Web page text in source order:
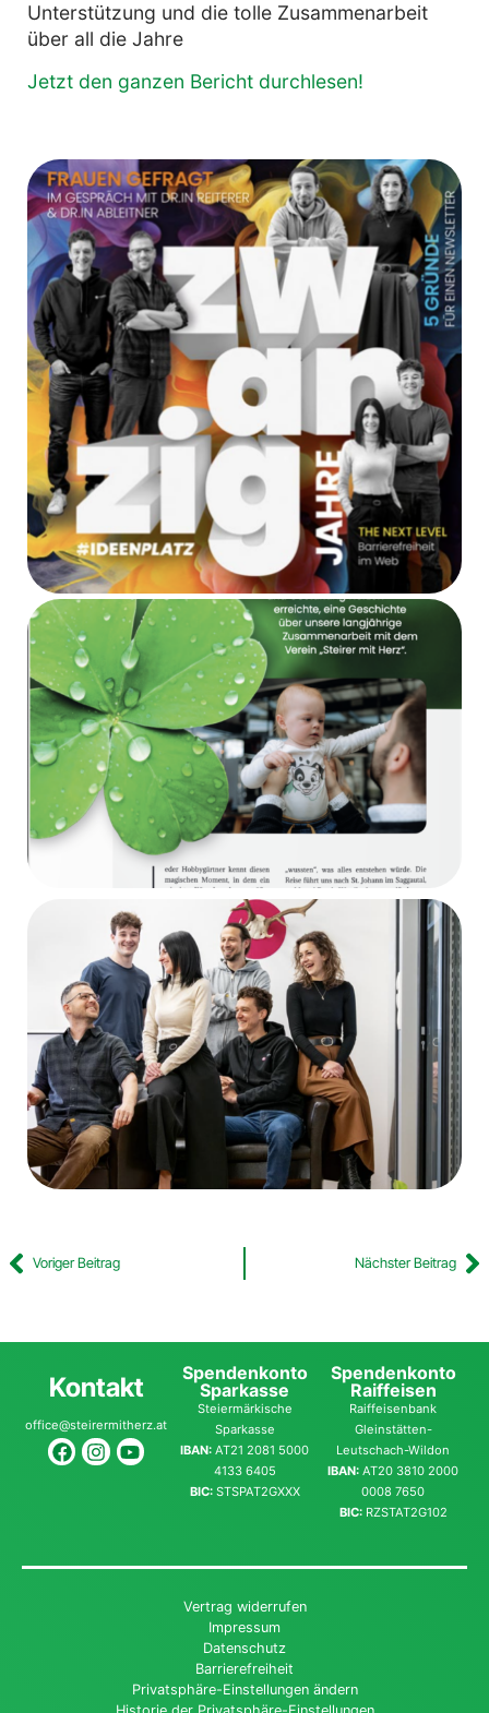
Unterstützung und die tolle Zusammenarbeit
über all die Jahre
Jetzt den ganzen Bericht durchlesen!
Voriger Beitrag Nächster Beitrag
Kontakt
office@steirermitherz.at
Spendenkonto
Sparkasse
Steiermärkische
Sparkasse
IBAN: AT21 2081 5000
4133 6405
BIC:STSPAT2GXXX
Spendenkonto
Raiffeisen
Raiffeisenbank
Gleinstätten-
Leutschach-Wildon
IBAN: AT20 3810 2000
0008 7650
BIC:RZSTAT2G102
Privatsphäre-Einstellungen ändern
Vertrag widerrufen
Impressum
Datenschutz
Barrierefreiheit